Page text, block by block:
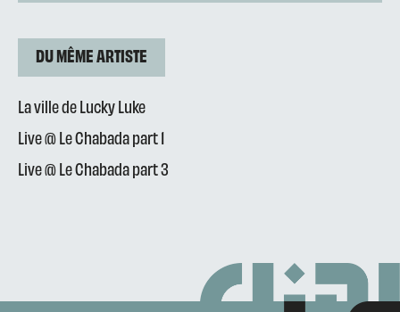
DU MÊME ARTISTE
La ville de Lucky Luke
Live @ Le Chabada part 1
Live @ Le Chabada part 3